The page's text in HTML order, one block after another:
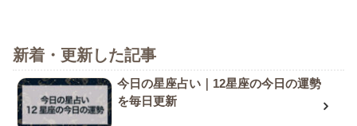
新着・更新した記事
今日の星座占い｜12星座の今日の運勢
を毎日更新